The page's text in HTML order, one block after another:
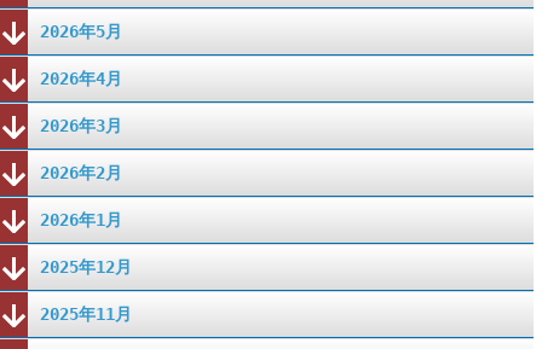
2026年5月
2026年4月
2026年3月
2026年2月
2026年1月
2025年12月
2025年11月